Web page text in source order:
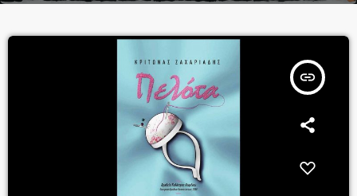
insert_link